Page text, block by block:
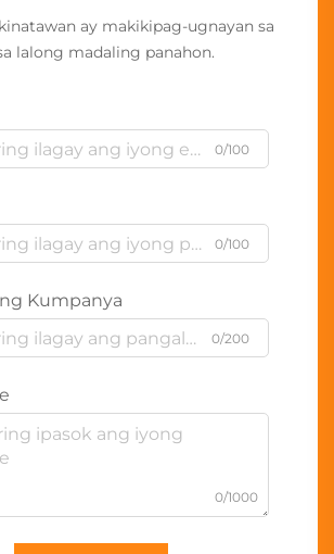
ay makikipag-ugnayan sa
lalong madaling panahon.
0/100
0/100
Kumpanya
0/200
0/1000